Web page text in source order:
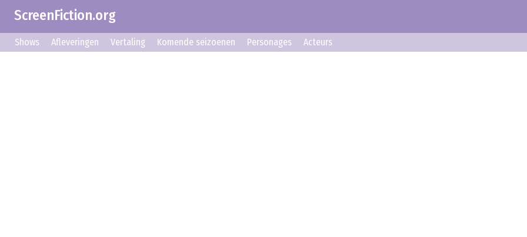
ScreenFiction.org
Shows Afleveringen Vertaling Komende seizoenen Personages Acteurs